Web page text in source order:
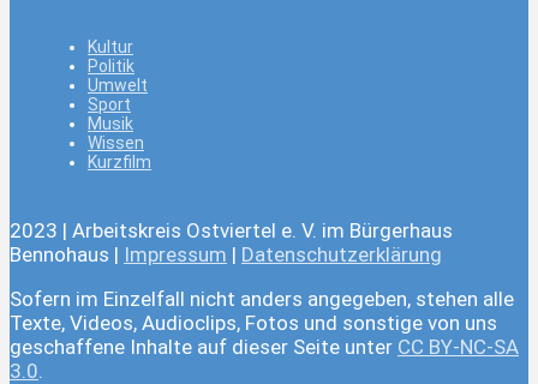
Kultur
Politik
Umwelt
Sport
Musik
Wissen
Kurzfilm
2023 | Arbeitskreis Ostviertel e. V. im Bürgerhaus
Bennohaus | Impressum | Datenschutzerklärung
Sofern im Einzelfall nicht anders angegeben, stehen alle
Texte, Videos, Audioclips, Fotos und sonstige von uns
geschaffene Inhalte auf dieser Seite unter CC BY-NC-SA
3.0.